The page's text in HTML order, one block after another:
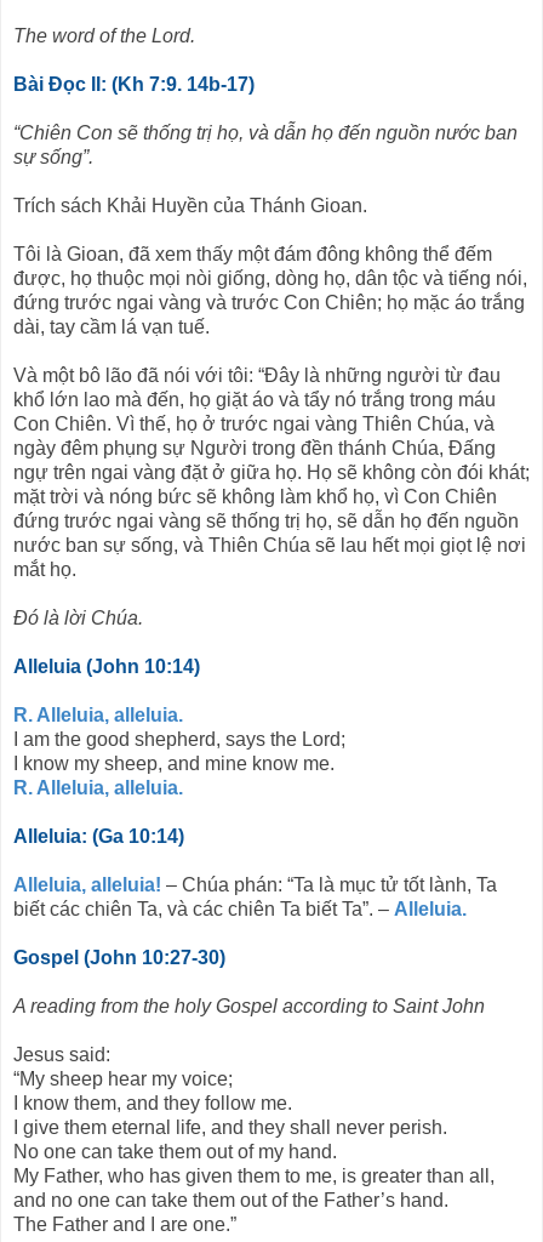
The word of the Lord.
Bài Ðọc II: (Kh 7:9. 14b-17)
“Chiên Con sẽ thống trị họ, và dẫn họ đến nguồn nước ban
sự sống”.
Trích sách Khải Huyền của Thánh Gioan.
Tôi là Gioan, đã xem thấy một đám đông không thể đếm
được, họ thuộc mọi nòi giống, dòng họ, dân tộc và tiếng nói,
đứng trước ngai vàng và trước Con Chiên; họ mặc áo trắng
dài, tay cầm lá vạn tuế.
Và một bô lão đã nói với tôi: “Ðây là những người từ đau
khổ lớn lao mà đến, họ giặt áo và tẩy nó trắng trong máu
Con Chiên. Vì thế, họ ở trước ngai vàng Thiên Chúa, và
ngày đêm phụng sự Người trong đền thánh Chúa, Ðấng
ngự trên ngai vàng đặt ở giữa họ. Họ sẽ không còn đói khát;
mặt trời và nóng bức sẽ không làm khổ họ, vì Con Chiên
đứng trước ngai vàng sẽ thống trị họ, sẽ dẫn họ đến nguồn
nước ban sự sống, và Thiên Chúa sẽ lau hết mọi giọt lệ nơi
mắt họ.
Ðó là lời Chúa.
Alleluia (John 10:14)
R. Alleluia, alleluia.
I am the good shepherd, says the Lord;
I know my sheep, and mine know me.
R. Alleluia, alleluia.
Alleluia: (Ga 10:14)
Alleluia, alleluia! – Chúa phán: “Ta là mục tử tốt lành, Ta
biết các chiên Ta, và các chiên Ta biết Ta”. – Alleluia.
Gospel (John 10:27-30)
A reading from the holy Gospel according to Saint John
Jesus said:
“My sheep hear my voice;
I know them, and they follow me.
I give them eternal life, and they shall never perish.
No one can take them out of my hand.
My Father, who has given them to me, is greater than all,
and no one can take them out of the Father’s hand.
The Father and I are one.”